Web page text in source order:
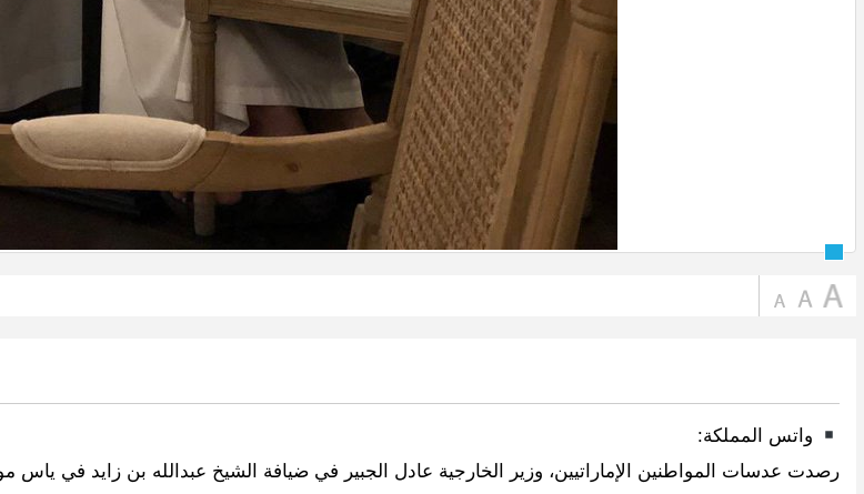
واتس المملكة:
رصدت عدسات المواطنين الإماراتيين، وزير الخارجية عادل الجبير في ضيافة الشيخ عبدالله بن زايد في